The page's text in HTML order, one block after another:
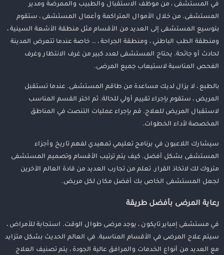
في المستشفى ، من موظف الاستقبال والطبيب والممرضة ومدير
المستشفى. من خلال الأموال المتراكمة وأعمال المستشفى ، ستقوم
بتوسيع المستشفى إلى العديد من الأقسام مثل منطقة الأشعة السينية ،
ومنطقة الطب الباطني ، ومنطقة الجراحة ، … خاصة عندما تتعرض المدينة
لحادث أو جائحة. يحتاج المستشفى لعدد كبير من غرف الانتظار وغرف
الفحص المناسبة لاستيعاب جميع المرضى.
بالطبع ، لا يزال لديك مساعدة من طاقم المستشفى. عندما تستقبل
المريض ، ستقوم بإجراء تقييم أولي للحالة. ثم اختر القسم المناسب
لاستقبال المريض للعلاج. قم بإجراء عمليات التنصت في المناطق
المخصصة لأداء الخطوات.
سيشارك اللاعبون في برنامج تعليمي تمهيدي لفهم تاريخ وأجزاء
المستشفى بشكل أفضل. كيف يتم ترتيب الأقسام وتصميم المستشفى
متروك لك لاتخاذ القرار. تعلم من تجارب العديد من قادة العالم الآخرين
لجعل المستشفى الخاص بك أفضل مكان لكل مريض.
رعاية المرضى بأفضل طريقة
في مستشفى إمباير تايكون ، يوجد مرضى طوال الوقت. استجابة للأمراض ،
سيتم علاج المرضى في الأقسام المناسبة. في العالم الحديث بشكل متزايد
مع العديد من أنواع الخدمات والمرافق عالية الجودة ، يتم تصنيف العلاج